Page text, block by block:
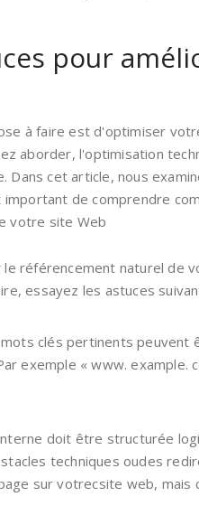
pour
à faire est d'optimiser
aborder, l'optimisation
cet article, nous
de comprendre
votre site Web
référencement naturel de
essayez les astuces
clés pertinents
exemple « www. example.
doit être structurée
techniques oudes
sur votrecsite web,